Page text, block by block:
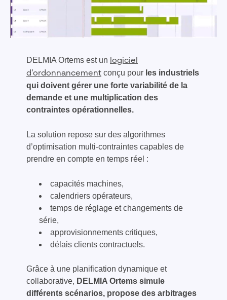
DELMIA Ortems est un logiciel
d’ordonnancement conçu pour les industriels
qui doivent gérer une forte variabilité de la
demande et une multiplication des
contraintes opérationnelles.
La solution repose sur des algorithmes
d’optimisation multi-contraintes capables de
prendre en compte en temps réel :
capacités machines,
calendriers opérateurs,
temps de réglage et changements de
série,
approvisionnements critiques,
délais clients contractuels.
Grâce à une planification dynamique et
collaborative, DELMIA Ortems simule
différents scénarios, propose des arbitrages